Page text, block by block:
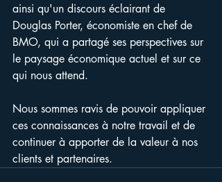
ainsi qu'un discours éclairant de
Douglas Porter, économiste en chef de
BMO, qui a partagé ses perspectives sur
le paysage économique actuel et sur ce
qui nous attend.
Nous sommes ravis de pouvoir appliquer
ces connaissances à notre travail et de
continuer à apporter de la valeur à nos
clients et partenaires.